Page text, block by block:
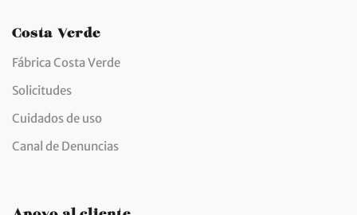
Costa Verde
Fábrica Costa Verde
Solicitudes
Cuidados de uso
Canal de Denuncias
Apoyo al cliente